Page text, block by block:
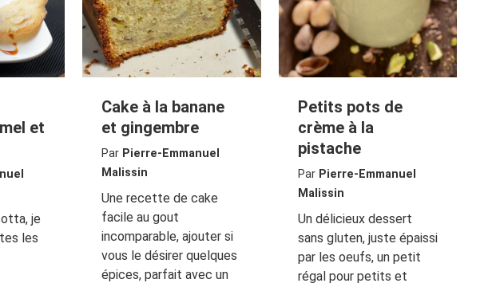
et
je
les
Cake à la banane
et gingembre
Par Pierre-Emmanuel
Malissin
Une recette de cake
facile au gout
incomparable, ajouter si
vous le désirer quelques
épices, parfait avec un
Petits pots de
crème à la
pistache
Par Pierre-Emmanuel
Malissin
Un délicieux dessert
sans gluten, juste épaissi
par les oeufs, un petit
régal pour petits et